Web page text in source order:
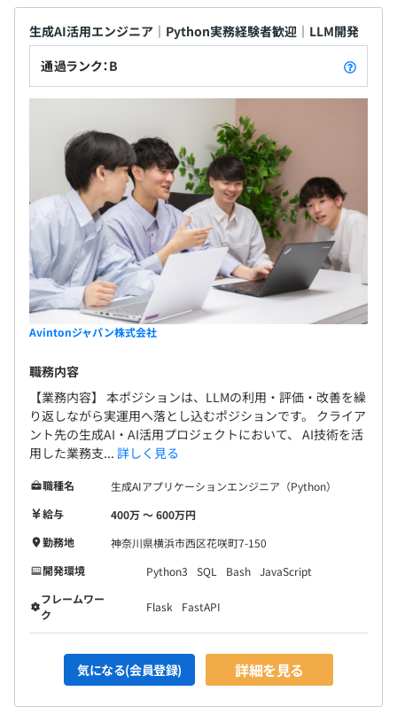
生成AI活用エンジニア｜Python実務経験者歓迎｜LLM開発
通過ランク：B
Avintonジャパン株式会社
職務内容
【業務内容】 本ポジションは、LLMの利用・評価・改善を繰
り返しながら実運用へ落とし込むポジションです。 クライア
ント先の生成AI・AI活用プロジェクトにおいて、 AI技術を活
用した業務支... 詳しく見る
職種名
生成AIアプリケーションエンジニア（Python）
給与
400万 〜 600万円
勤務地
神奈川県横浜市西区花咲町7-150
開発環境
Python3 SQL Bash JavaScript
フレームワー
ク
Flask FastAPI
気になる(会員登録) 詳細を見る